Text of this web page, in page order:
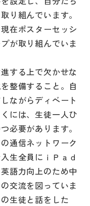
り組んでいます。
在ポスターセッシ
が取り組んでいま
する上で欠かせな
整備すること。自
ながらディベート
には、生徒一人ひ
必要があります。
通信ネットワーク
生全員にｉＰａｄ
語力向上のため中
交流を図っていま
生徒と話をした